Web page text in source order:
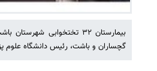
بیمارستان ۳۲ تختخوابی
گچساران و باشت، رئیس دانشگاه علوم